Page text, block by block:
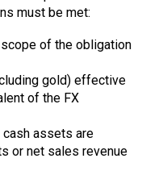
must be met:
of the obligation
gold) effective
of the FX
cash assets are
or net sales revenue